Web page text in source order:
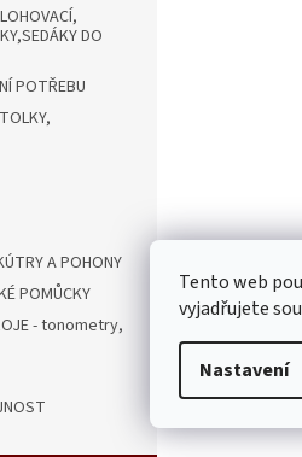
Tento web
vyjadřujete
Nastavení
DO
POTŘEBU
A POHONY
POMŮCKY
- tonometry,